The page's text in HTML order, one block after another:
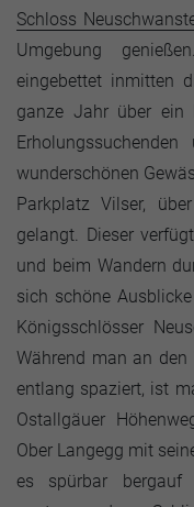
Schloss
Umgebung
eingebettet inmitten
ganze Jahr über ein
wunderschönen
Parkplatz Vilser,
gelangt. Dieser
und beim Wandern
sich schöne
Königsschlösser
Während man an den
entlang spaziert, ist
Ostallgäuer
Ober Langegg mit
es spürbar